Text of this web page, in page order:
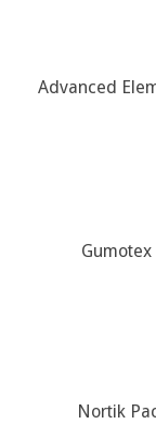
Advanced
Nortik